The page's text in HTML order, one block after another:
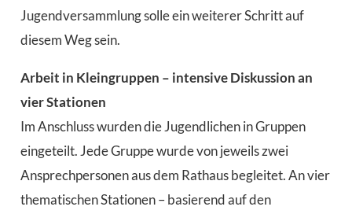
Jugendversammlung solle ein weiterer Schritt auf
diesem Weg sein.
Arbeit in Kleingruppen – intensive Diskussion an
vier Stationen
Im Anschluss wurden die Jugendlichen in Gruppen
eingeteilt. Jede Gruppe wurde von jeweils zwei
Ansprechpersonen aus dem Rathaus begleitet. An vier
thematischen Stationen – basierend auf den